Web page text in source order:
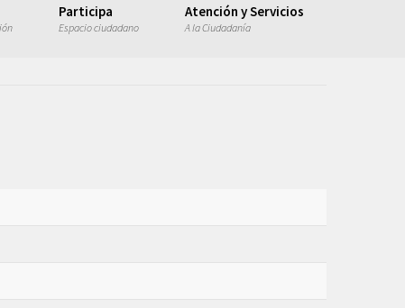
Participa
Espacio ciudadano
Atención y Servicios
A la Ciudadanía